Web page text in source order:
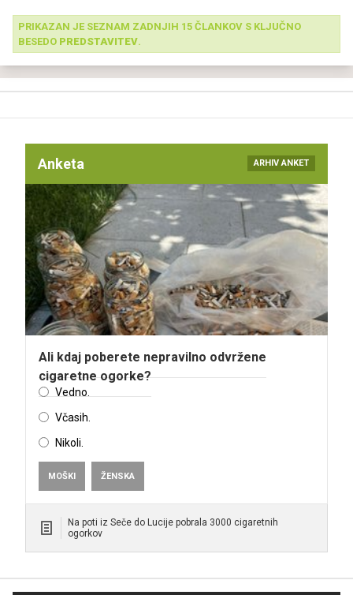
PRIKAZAN JE SEZNAM ZADNJIH 15 ČLANKOV S KLJUČNO
BESEDO PREDSTAVITEV.
Anketa ARHIV ANKET
Ali kdaj poberete nepravilno odvržene
cigaretne ogorke?
Vedno.
Včasih.
Nikoli.
MOŠKI ŽENSKA
Na poti iz Seče do Lucije pobrala 3000 cigaretnih
ogorkov